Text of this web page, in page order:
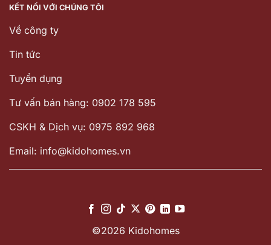
KẾT NỐI VỚI CHÚNG TÔI
Về công ty
Tin tức
Tuyển dụng
Tư vấn bán hàng: 0902 178 595
CSKH & Dịch vụ: 0975 892 968
Email: info@kidohomes.vn
©2026 Kidohomes